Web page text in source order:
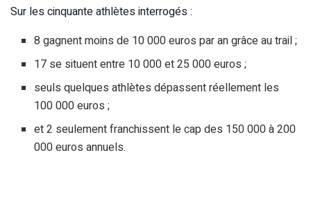
Sur les cinquante athlètes interrogés :
8 gagnent moins de 10 000 euros par an grâce au trail ;
17 se situent entre 10 000 et 25 000 euros ;
seuls quelques athlètes dépassent réellement les
100 000 euros ;
et 2 seulement franchissent le cap des 150 000 à 200
000 euros annuels.